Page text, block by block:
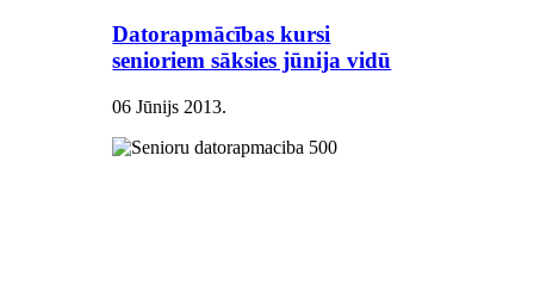
Datorapmācības kursi
senioriem sāksies jūnija vidū
06 Jūnijs 2013.